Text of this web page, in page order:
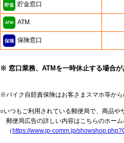
貯金窓口
ATM
保険窓口
※ 窓口業務、ATMを一時休止する場合が
※バイク自賠責保険はお客さまスマホ等から
○いつもご利用されている郵便局で、商品や
郵便局広告の詳しい内容はこちらのホーム
（ https://www.jp-comm.jp/